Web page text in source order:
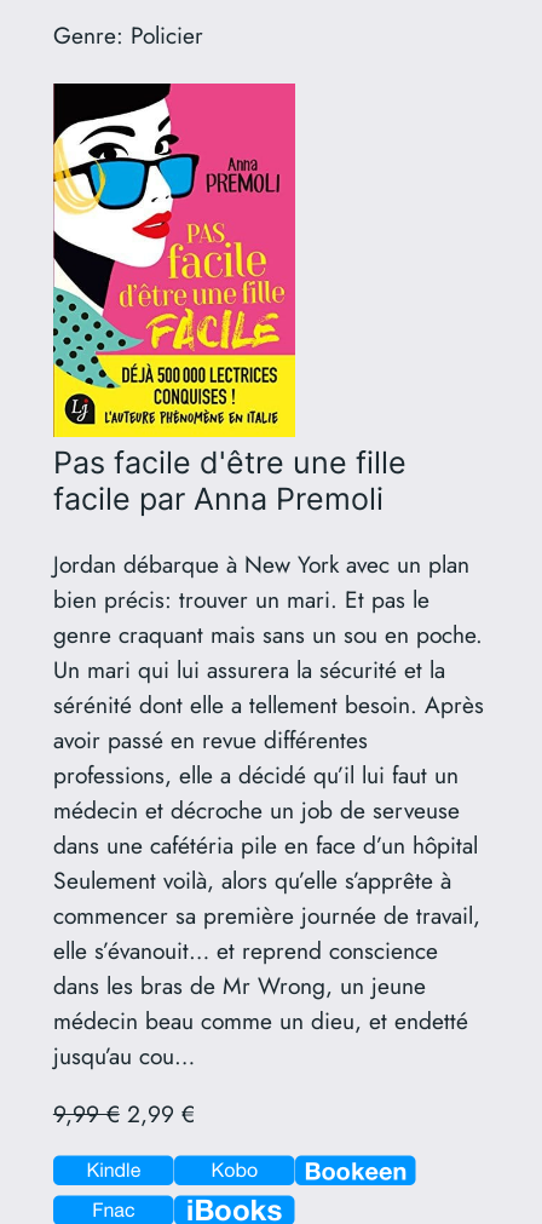
Genre: Policier
Pas facile d'être une fille
facile par Anna Premoli
Jordan débarque à New York avec un plan
bien précis: trouver un mari. Et pas le
genre craquant mais sans un sou en poche.
Un mari qui lui assurera la sécurité et la
sérénité dont elle a tellement besoin. Après
avoir passé en revue différentes
professions, elle a décidé qu’il lui faut un
médecin et décroche un job de serveuse
dans une cafétéria pile en face d’un hôpital
Seulement voilà, alors qu’elle s’apprête à
commencer sa première journée de travail,
elle s’évanouit… et reprend conscience
dans les bras de Mr Wrong, un jeune
médecin beau comme un dieu, et endetté
jusqu’au cou…
9,99 €2,99 €